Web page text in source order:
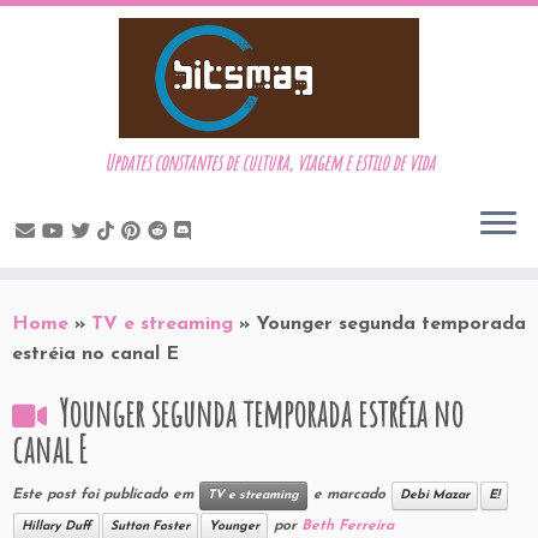
to
content
Updates constantes de cultura, viagem e estilo de vida
Home » TV e streaming » Younger segunda temporada
estréia no canal E
Younger segunda temporada estréia no
canal E
Este post foi publicado em TV e streaming e marcado Debi Mazar E!
Hillary Duff Sutton Foster Younger por Beth Ferreira